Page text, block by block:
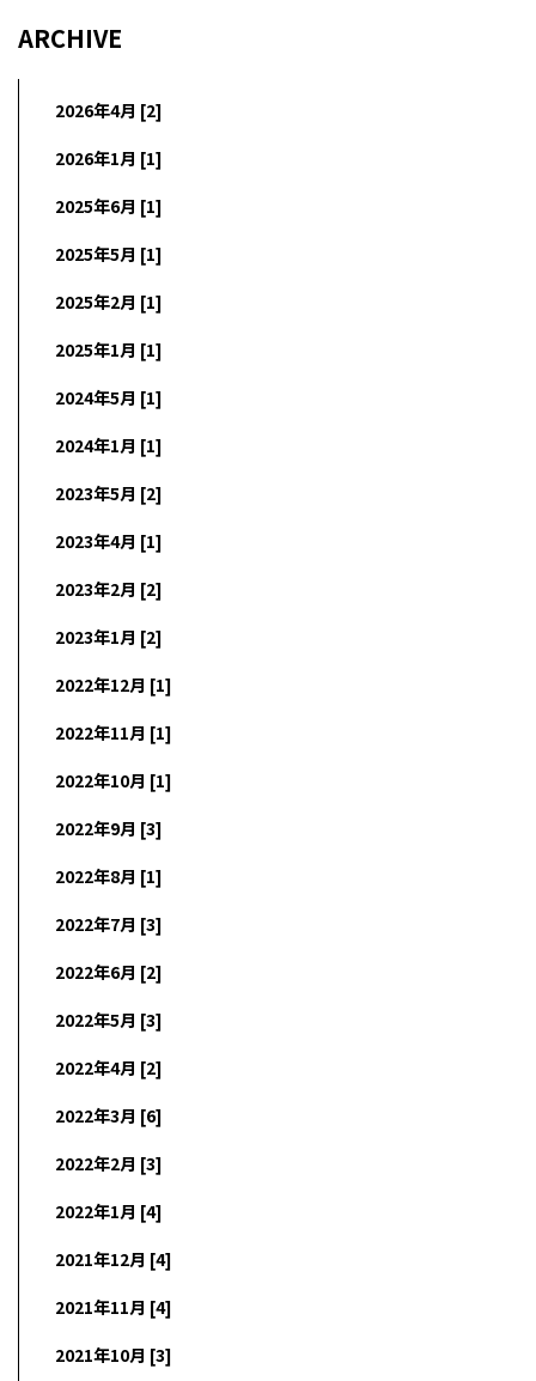
ARCHIVE
2026年4月 [2]
2026年1月 [1]
2025年6月 [1]
2025年5月 [1]
2025年2月 [1]
2025年1月 [1]
2024年5月 [1]
2024年1月 [1]
2023年5月 [2]
2023年4月 [1]
2023年2月 [2]
2023年1月 [2]
2022年12月 [1]
2022年11月 [1]
2022年10月 [1]
2022年9月 [3]
2022年8月 [1]
2022年7月 [3]
2022年6月 [2]
2022年5月 [3]
2022年4月 [2]
2022年3月 [6]
2022年2月 [3]
2022年1月 [4]
2021年12月 [4]
2021年11月 [4]
2021年10月 [3]